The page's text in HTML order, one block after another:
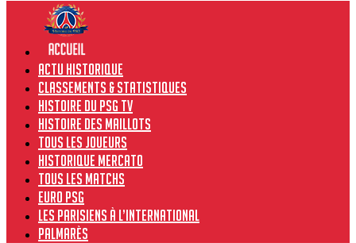
Actu historique
Classements & Statistiques
Histoire du PSG TV
Histoire des maillots
Tous les joueurs
Historique Mercato
Tous les matchs
Euro PSG
Les Parisiens à l’international
Palmarès